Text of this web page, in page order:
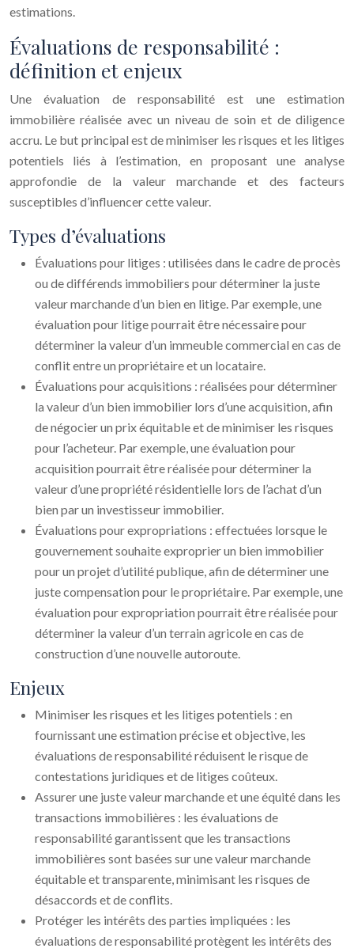
estimations.
Évaluations de responsabilité :
définition et enjeux
Une évaluation de responsabilité est une estimation
immobilière réalisée avec un niveau de soin et de diligence
accru. Le but principal est de minimiser les risques et les litiges
potentiels liés à l’estimation, en proposant une analyse
approfondie de la valeur marchande et des facteurs
susceptibles d’influencer cette valeur.
Types d’évaluations
Évaluations pour litiges : utilisées dans le cadre de procès
ou de différends immobiliers pour déterminer la juste
valeur marchande d’un bien en litige. Par exemple, une
évaluation pour litige pourrait être nécessaire pour
déterminer la valeur d’un immeuble commercial en cas de
conflit entre un propriétaire et un locataire.
Évaluations pour acquisitions : réalisées pour déterminer
la valeur d’un bien immobilier lors d’une acquisition, afin
de négocier un prix équitable et de minimiser les risques
pour l’acheteur. Par exemple, une évaluation pour
acquisition pourrait être réalisée pour déterminer la
valeur d’une propriété résidentielle lors de l’achat d’un
bien par un investisseur immobilier.
Évaluations pour expropriations : effectuées lorsque le
gouvernement souhaite exproprier un bien immobilier
pour un projet d’utilité publique, afin de déterminer une
juste compensation pour le propriétaire. Par exemple, une
évaluation pour expropriation pourrait être réalisée pour
déterminer la valeur d’un terrain agricole en cas de
construction d’une nouvelle autoroute.
Enjeux
Minimiser les risques et les litiges potentiels : en
fournissant une estimation précise et objective, les
évaluations de responsabilité réduisent le risque de
contestations juridiques et de litiges coûteux.
Assurer une juste valeur marchande et une équité dans les
transactions immobilières : les évaluations de
responsabilité garantissent que les transactions
immobilières sont basées sur une valeur marchande
équitable et transparente, minimisant les risques de
désaccords et de conflits.
Protéger les intérêts des parties impliquées : les
évaluations de responsabilité protègent les intérêts des